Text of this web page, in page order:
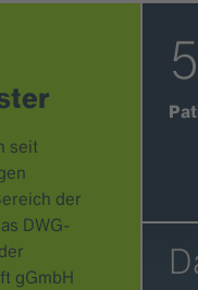
seit
der
DWG-
gGmbH